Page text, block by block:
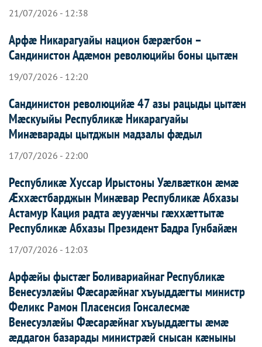
21/07/2026 - 12:38
Арфæ Никарагуайы национ бæрæгбон –
Сандинистон Адæмон революцийы боны цытæн
19/07/2026 - 12:20
Сандинистон революцийæ 47 азы рацыды цытæн
Мæскуыйы Республикæ Никарагуайы
Минæварады цытджын мадзалы фæдыл
17/07/2026 - 22:00
Республикæ Хуссар Ирыстоны Уæлвæткон æмæ
Æххæстбарджын Минæвар Республикæ Абхазы
Астамур Кация радта æууæнчы гæххæттытæ
Республикæ Абхазы Президент Бадра Гунбайæн
17/07/2026 - 12:03
Арфæйы фыстæг Боливариайнаг Республикæ
Венесуэлæйы Фæсарæйнаг хъуыддæгты министр
Феликс Рамон Пласенсия Гонсалесмæ
Венесуэлæйы Фæсарæйнаг хъуыддæгты æмæ
æддагон базарады министрæй снысан кæныны